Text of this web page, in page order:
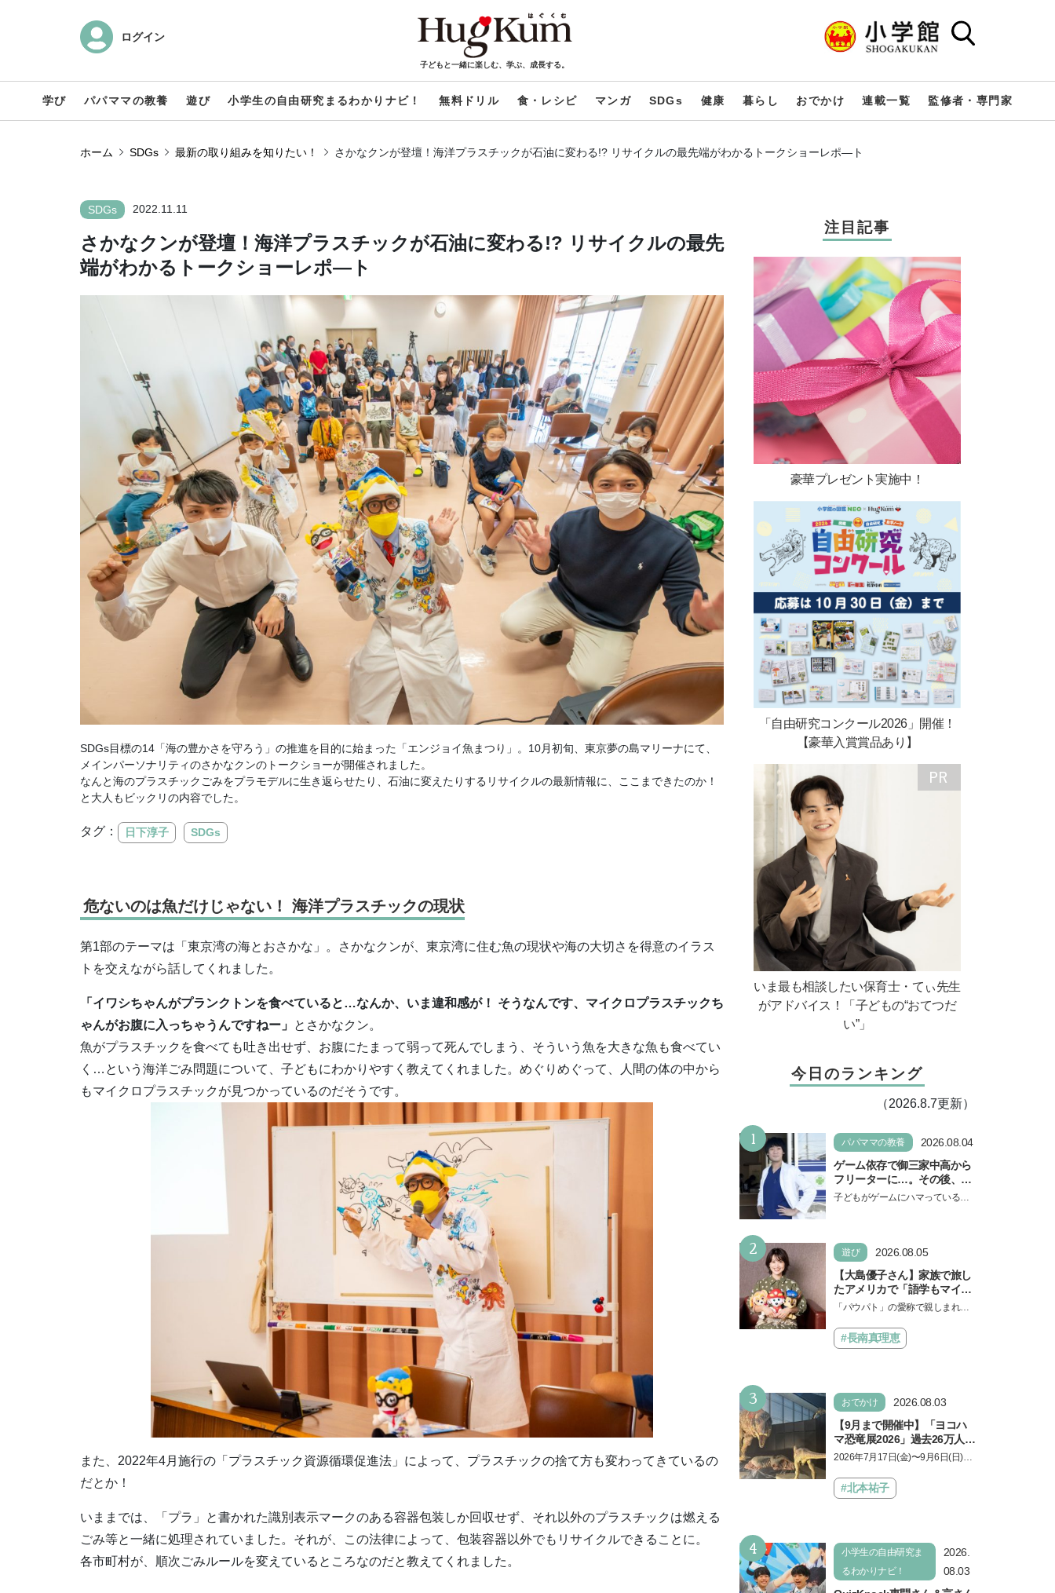
ログイン
子どもと一緒に楽しむ、学ぶ、成長する。
学び パパママの教養 遊び 小学生の自由研究まるわかりナビ！ 無料ドリル 食・レシピ マンガ SDGs 健康 暮らし おでかけ 連載一覧 監修者・専門家
ホーム SDGs 最新の取り組みを知りたい！ さかなクンが登壇！海洋プラスチックが石油に変わる!? リサイクルの最先端がわかるトークショーレポ―ト
SDGs 2022.11.11
さかなクンが登壇！海洋プラスチックが石油に変わる!? リサイクルの最先
端がわかるトークショーレポ―ト
SDGs目標の14「海の豊かさを守ろう」の推進を目的に始まった「エンジョイ魚まつり」。10月初旬、東京夢の島マリーナにて、
メインパーソナリティのさかなクンのトークショーが開催されました。
なんと海のプラスチックごみをプラモデルに生き返らせたり、石油に変えたりするリサイクルの最新情報に、ここまできたのか！
と大人もビックリの内容でした。
タグ： 日下淳子 SDGs
危ないのは魚だけじゃない！ 海洋プラスチックの現状
第1部のテーマは「東京湾の海とおさかな」。さかなクンが、東京湾に住む魚の現状や海の大切さを得意のイラス
トを交えながら話してくれました。
「イワシちゃんがプランクトンを食べていると…なんか、いま違和感が！ そうなんです、マイクロプラスチックち
ゃんがお腹に入っちゃうんですねー」 とさかなクン。
魚がプラスチックを食べても吐き出せず、お腹にたまって弱って死んでしまう、そういう魚を大きな魚も食べてい
く…という海洋ごみ問題について、子どもにわかりやすく教えてくれました。めぐりめぐって、人間の体の中から
もマイクロプラスチックが見つかっているのだそうです。
また、2022年4月施行の「プラスチック資源循環促進法」によって、プラスチックの捨て方も変わってきているの
だとか！
いままでは、「プラ」と書かれた識別表示マークのある容器包装しか回収せず、それ以外のプラスチックは燃える
ごみ等と一緒に処理されていました。それが、この法律によって、包装容器以外でもリサイクルできることに。
各市町村が、順次ごみルールを変えているところなのだと教えてくれました。
注目記事
豪華プレゼント実施中！
「自由研究コンクール2026」開催！
【豪華入賞賞品あり】
いま最も相談したい保育士・てぃ先生
がアドバイス！「子どもの“おてつだ
い”」
今日のランキング
（2026.8.7更新）
1 パパママの教養
2026.08.04
ゲーム依存で御三家中高から
フリーターに…。その後、医
学部へ逆転合格した現役医師
子どもがゲームにハマっている
2 遊び
2026.08.05
【大島優子さん】家族で旅し
たアメリカで「語学もマイン
ドも！ 子どもの成長はすごか
『パウ・パトロール ザ・ダイ
ノ・ムービー』ではあきらめ
「パウパト」の愛称で親しまれる
の劇場版シリーズ第3弾、映画『パ
ウ・パトロール ザ…
#長南真理恵
3 おでかけ
2026.08.03
【9月まで開催中】「ヨコハ
マ恐竜展2026」過去26万人を
動員した恐竜展が9年ぶりに
しむポイントを完全ガイド
2026年7月17日(金)〜9月6日(日)、
「ヨコハマ恐竜展2026〜恐竜の食
卓大図鑑〜」が開催…
#北本祐子
4
小学生の自由研究ま
るわかりナビ！
2026.
08.03